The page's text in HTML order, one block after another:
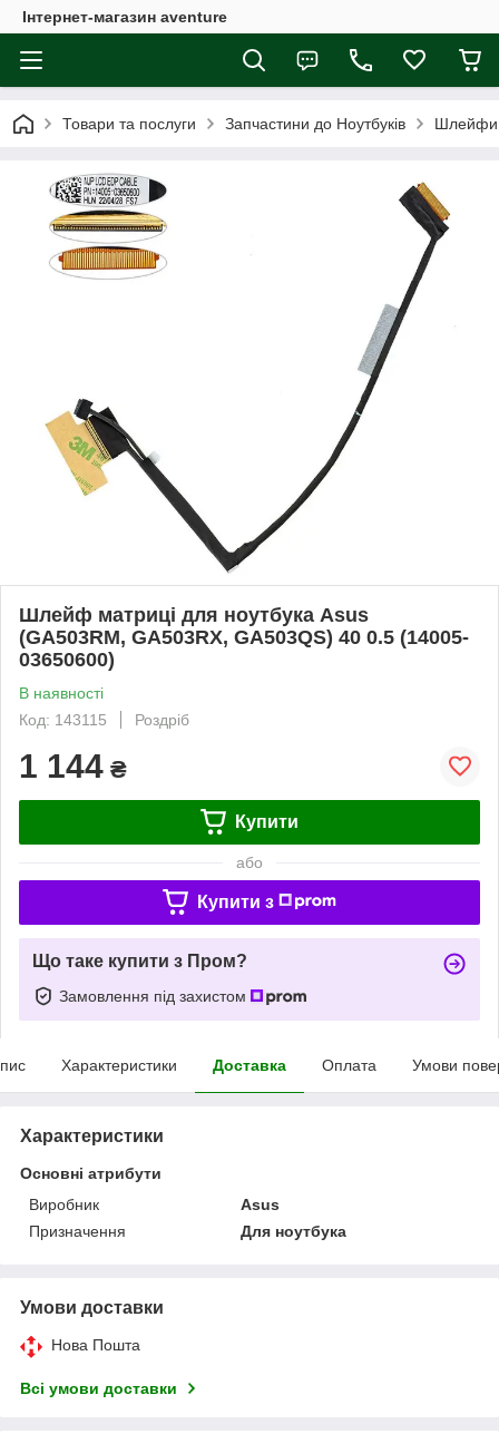
Інтернет-магазин aventure
Товари та послуги Запчастини до Ноутбуків Шлейфи
Шлейф матриці для ноутбука Asus
(GA503RM, GA503RX, GA503QS) 40 0.5 (14005-
03650600)
В наявності
Код: 143115
Роздріб
1 144 ₴
Купити
або
Купити з
Що таке купити з Пром?
Замовлення під захистом
Характеристики Доставка Оплата Умови
Характеристики
Основні атрибути
Виробник
Asus
Призначення
Для ноутбука
Умови доставки
Нова Пошта
Всі умови доставки